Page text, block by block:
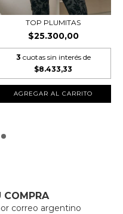
TOP PLUMITAS
$25.300,00
3 cuotas sin interés de
$8.433,33
COMPRA
correo argentino